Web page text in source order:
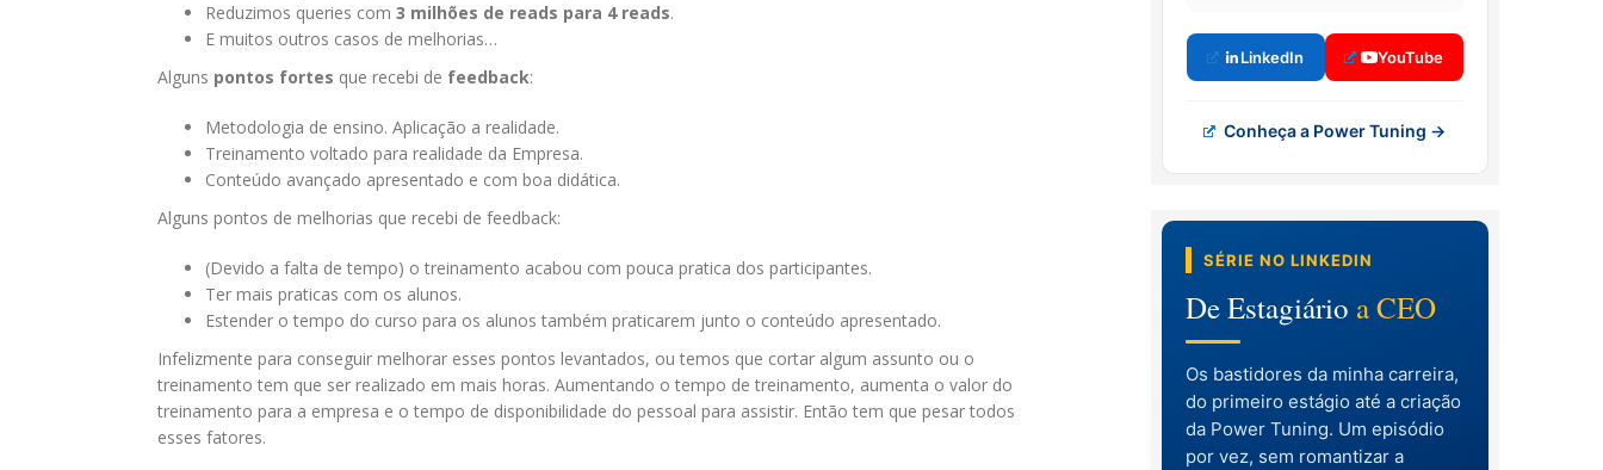
Reduzimos queries com 3 milhões de reads para 4 reads.
E muitos outros casos de melhorias…
Alguns pontos fortes que recebi de feedback:
Metodologia de ensino. Aplicação a realidade.
Treinamento voltado para realidade da Empresa.
Conteúdo avançado apresentado e com boa didática.
Alguns pontos de melhorias que recebi de feedback:
(Devido a falta de tempo) o treinamento acabou com pouca pratica dos participantes.
Ter mais praticas com os alunos.
Estender o tempo do curso para os alunos também praticarem junto o conteúdo apresentado.
Infelizmente para conseguir melhorar esses pontos levantados, ou temos que cortar algum assunto ou o
treinamento tem que ser realizado em mais horas. Aumentando o tempo de treinamento, aumenta o valor do
treinamento para a empresa e o tempo de disponibilidade do pessoal para assistir. Então tem que pesar todos
esses fatores.
LinkedIn YouTube
Conheça a Power Tuning →
SÉRIE NO LINKEDIN
De Estagiário a CEO
Os bastidores da minha carreira,
do primeiro estágio até a criação
da Power Tuning. Um episódio
por vez, sem romantizar a